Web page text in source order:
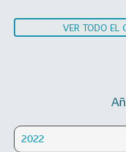
VER TODO EL
2022